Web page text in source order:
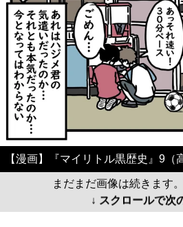
【漫画】『マイリトル黒歴史』9（
まだまだ画像は続きます
↓ スクロールで次